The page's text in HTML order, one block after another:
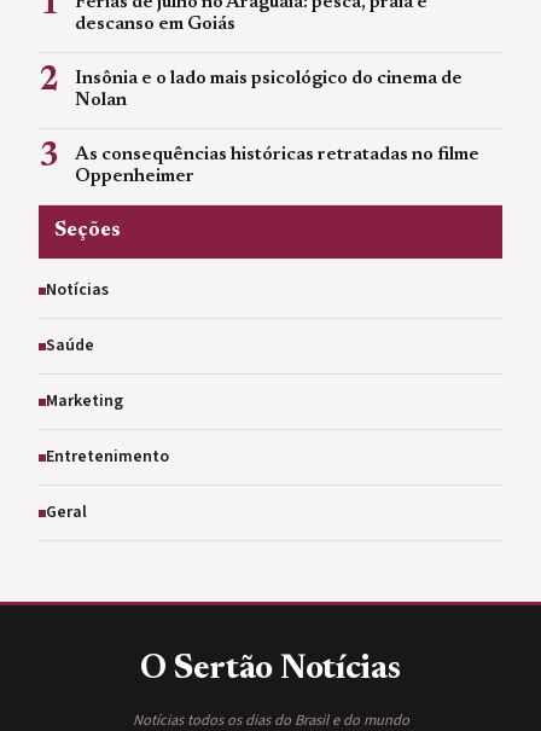
descanso em Goiás
2
Insônia e o lado mais psicológico do cinema de
Nolan
3
As consequências históricas retratadas no filme
Oppenheimer
Seções
Notícias
Saúde
Marketing
Entretenimento
Geral
O Sertão Notícias
Notícias todos os dias do Brasil e do mundo